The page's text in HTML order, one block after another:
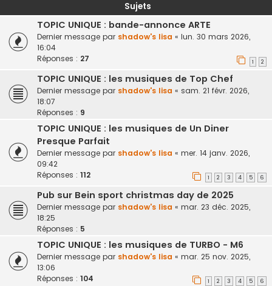
Sujets
TOPIC UNIQUE : bande-annonce ARTE
Dernier message par shadow's lisa « lun. 30 mars 2026,
16:04
Réponses : 27 1 2
TOPIC UNIQUE : les musiques de Top Chef
Dernier message par shadow's lisa « sam. 21 févr. 2026,
18:07
Réponses : 9
TOPIC UNIQUE : les musiques de Un Diner
Presque Parfait
Dernier message par shadow's lisa « mer. 14 janv. 2026,
09:42
Réponses : 112 1 2 3 4 5 6
Pub sur Bein sport christmas day de 2025
Dernier message par shadow's lisa « mar. 23 déc. 2025,
18:25
Réponses : 5
TOPIC UNIQUE : les musiques de TURBO - M6
Dernier message par shadow's lisa « mar. 25 nov. 2025,
13:06
Réponses : 104 1 2 3 4 5 6